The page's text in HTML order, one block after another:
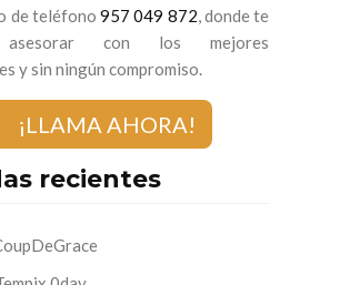
de teléfono957 049 872 , donde te
asesorar con los mejores
y sin ningún compromiso.
¡LLAMA AHORA!
recientes